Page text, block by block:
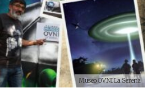
Museo OVNI La Serena